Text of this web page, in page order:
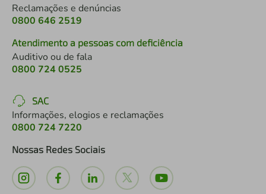
Reclamações e denúncias
0800 646 2519
Atendimento a pessoas com deficiência
Auditivo ou de fala
0800 724 0525
SAC
Informações, elogios e reclamações
0800 724 7220
Nossas Redes Sociais